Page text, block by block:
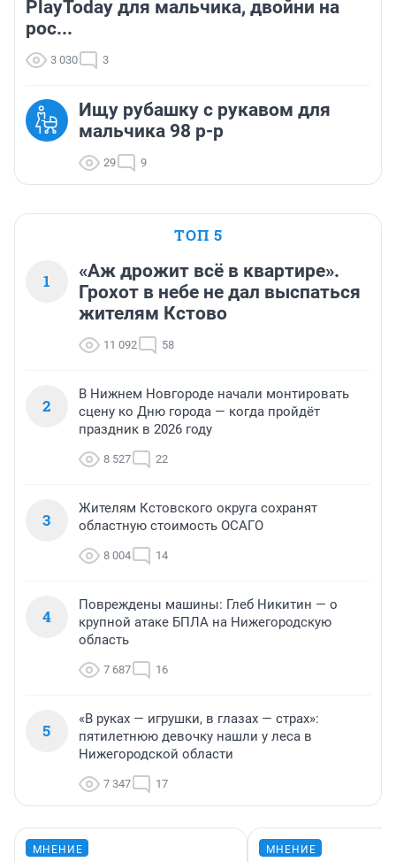
PlayToday для мальчика, двойни на
рос...
3 030 3
Ищу рубашку с рукавом для
мальчика 98 р-р
29 9
ТОП 5
1
«Аж дрожит всё в квартире».
Грохот в небе не дал выспаться
жителям Кстово
11 092 58
2
В Нижнем Новгороде начали монтировать
сцену ко Дню города — когда пройдёт
праздник в 2026 году
8 527 22
3
Жителям Кстовского округа сохранят
областную стоимость ОСАГО
8 004 14
4
Повреждены машины: Глеб Никитин — о
крупной атаке БПЛА на Нижегородскую
область
7 687 16
5
«В руках — игрушки, в глазах — страх»:
пятилетнюю девочку нашли у леса в
Нижегородской области
7 347 17
МНЕНИЕ МНЕНИЕ